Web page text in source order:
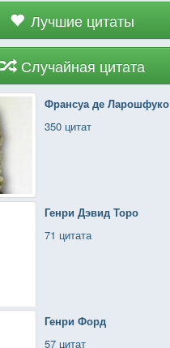
Лучшие цитаты
Случайная цитата
Франсуа де Ларошфуко
350 цитат
Генри Дэвид Торо
71 цитата
Генри Форд
57 цитат